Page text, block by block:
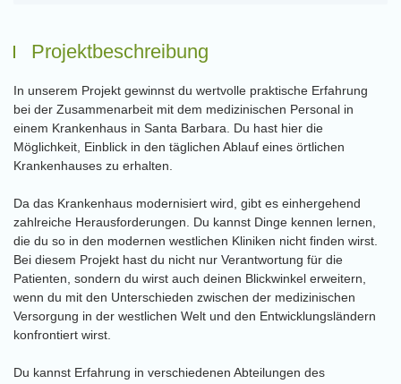
Projektbeschreibung
In unserem Projekt gewinnst du wertvolle praktische Erfahrung
bei der Zusammenarbeit mit dem medizinischen Personal in
einem Krankenhaus in Santa Barbara. Du hast hier die
Möglichkeit, Einblick in den täglichen Ablauf eines örtlichen
Krankenhauses zu erhalten.
Da das Krankenhaus modernisiert wird, gibt es einhergehend
zahlreiche Herausforderungen. Du kannst Dinge kennen lernen,
die du so in den modernen westlichen Kliniken nicht finden wirst.
Bei diesem Projekt hast du nicht nur Verantwortung für die
Patienten, sondern du wirst auch deinen Blickwinkel erweitern,
wenn du mit den Unterschieden zwischen der medizinischen
Versorgung in der westlichen Welt und den Entwicklungsländern
konfrontiert wirst.
Du kannst Erfahrung in verschiedenen Abteilungen des